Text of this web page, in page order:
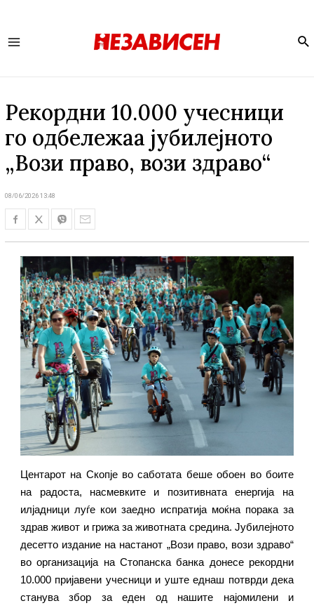
Рекордни 10.000 учесници
го одбележаа јубилејното
„Вози право, вози здраво“
08/06/2026 13:48
Центарот на Скопје во саботата беше обоен во боите
на радоста, насмевките и позитивната енергија на
илјадници луѓе кои заедно испратија моќна порака за
здрав живот и грижа за животната средина. Јубилејното
десетто издание на настанот „Вози право, вози здраво“
во организација на Стопанска банка донесе рекордни
10.000 пријавени учесници и уште еднаш потврди дека
станува збор за еден од нашите најомилени и